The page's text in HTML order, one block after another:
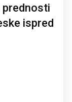
prednosti
ispred